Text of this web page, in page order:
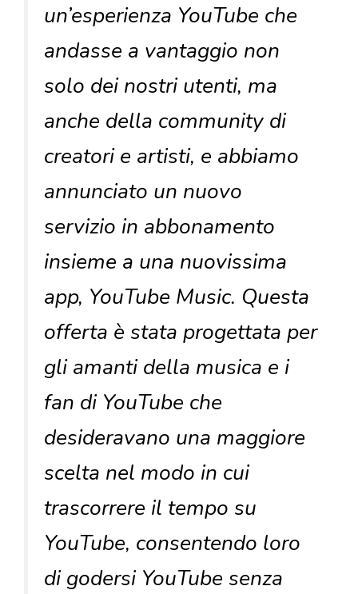
un’esperienza YouTube che
andasse a vantaggio non
solo dei nostri utenti, ma
anche della community di
creatori e artisti, e abbiamo
annunciato un nuovo
servizio in abbonamento
insieme a una nuovissima
app, YouTube Music. Questa
offerta è stata progettata per
gli amanti della musica e i
fan di YouTube che
desideravano una maggiore
scelta nel modo in cui
trascorrere il tempo su
YouTube, consentendo loro
di godersi YouTube senza